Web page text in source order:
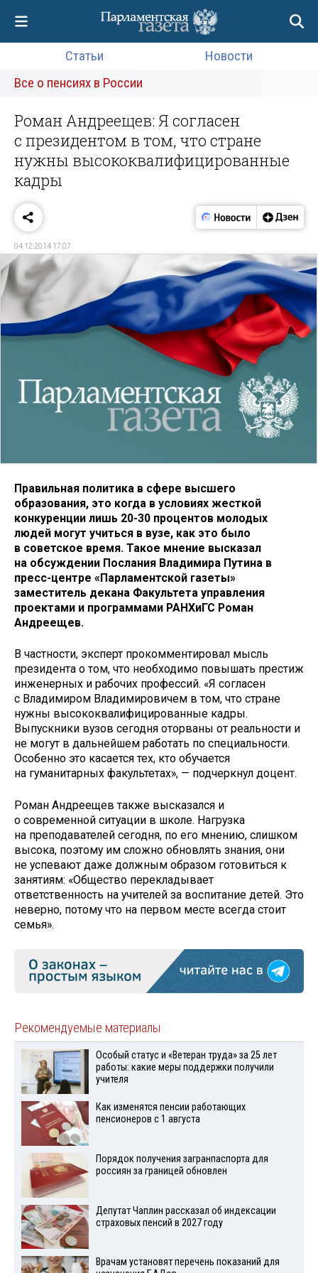
Статьи
Новости
Все о пенсиях в России
Роман Андреещев: Я согласен
с президентом в том, что стране
нужны высококвалифицированные
кадры
04.12.2014 17:07
Правильная политика в сфере высшего
образования, это когда в условиях жесткой
конкуренции лишь 20-30 процентов молодых
людей могут учиться в вузе, как это было
в советское время. Такое мнение высказал
на обсуждении Послания Владимира Путина в
пресс-центре «Парламентской газеты»
заместитель декана Факультета управления
проектами и программами РАНХиГС Роман
Андреещев.
В частности, эксперт прокомментировал мысль
президента о том, что необходимо повышать престиж
инженерных и рабочих профессий. «Я согласен
с Владимиром Владимировичем в том, что стране
нужны высококвалифицированные кадры.
Выпускники вузов сегодня оторваны от реальности и
не могут в дальнейшем работать по специальности.
Особенно это касается тех, кто обучается
на гуманитарных факультетах», — подчеркнул доцент.
Роман Андреещев также высказался и
о современной ситуации в школе. Нагрузка
на преподавателей сегодня, по его мнению, слишком
высока, поэтому им сложно обновлять знания, они
не успевают даже должным образом готовиться к
занятиям: «Общество перекладывает
ответственность на учителей за воспитание детей. Это
неверно, потому что на первом месте всегда стоит
семья».
Рекомендуемые материалы
Особый статус и «Ветеран труда» за 25 лет
работы: какие меры поддержки получили
учителя
Как изменятся пенсии работающих
пенсионеров с 1 августа
Порядок получения загранпаспорта для
россиян за границей обновлен
Депутат Чаплин рассказал об индексации
страховых пенсий в 2027 году
Врачам установят перечень показаний для